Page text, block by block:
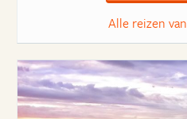
Alle reizen